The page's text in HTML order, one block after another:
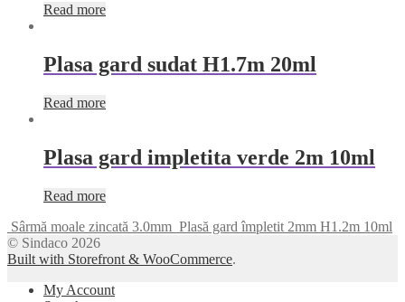
Read more
Plasa gard sudat H1.7m 20ml
Read more
Plasa gard impletita verde 2m 10ml
Read more
Sârmă moale zincată 3.0mm Plasă gard împletit 2mm H1.2m 10ml
© Sindaco 2026
Built with Storefront & WooCommerce.
My Account